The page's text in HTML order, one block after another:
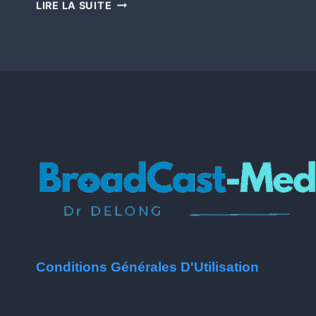
LIRE LA SUITE
Conditions Générales D'Utilisation